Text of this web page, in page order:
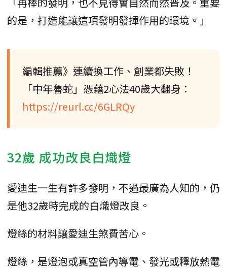
的是，打造能讓這項發明發揮作用的環境。」
編輯推薦》連續換工作、創業都失敗！
「中年魯蛇」憑藉2心法40歲大翻身：
https://reurl.cc/6GLRQy
32歲 成功改良白熾燈
愛迪生一生有許多發明，不過最廣為人知的，仍
是他32歲時完成的白熾燈改良。
燈絲的材料讓愛迪生煞費苦心。
燈絲，是燈泡或真空管內導電、發光或釋放熱電